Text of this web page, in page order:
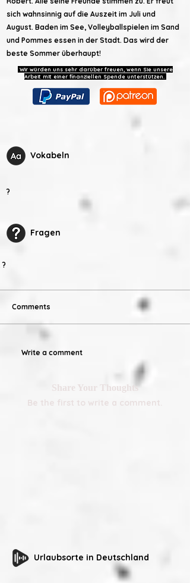
sich wahnsinnig auf die Auszeit im Juli und
August. Baden im See, Volleyballspielen im Sand
und Pommes essen in der Stadt. Das wird der
beste Sommer überhaupt!
Wir würden uns sehr darüber freuen, wenn Sie unsere
Arbeit mit einer finanziellen Spende unterstützen.
Vokabeln
?
Fragen
?
Comments
Write a comment
Share Your Thoughts
Be the first to write a comment.
Urlaubsorte in Deutschland